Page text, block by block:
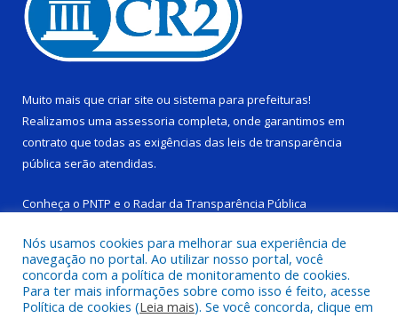
Muito mais que criar site ou sistema para prefeituras!
Realizamos uma assessoria completa, onde garantimos em
contrato que todas as exigências das leis de transparência
pública serão atendidas.
Conheça o PNTP e o Radar da Transparência Pública
Todos os direitos reservados a Câmara Municipal de Ponta de
Pedras.
Nós usamos cookies para melhorar sua experiência de
navegação no portal. Ao utilizar nosso portal, você
concorda com a política de monitoramento de cookies.
Para ter mais informações sobre como isso é feito, acesse
Política de cookies (Leia mais). Se você concorda, clique em